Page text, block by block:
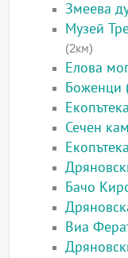
Змеева
Музей
(2км)
Елова
Боженци
Сечен
Бачо
Виа